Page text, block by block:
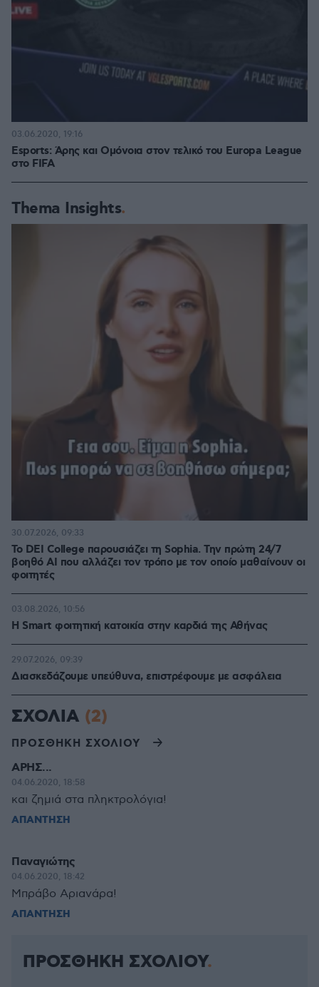
Esports: Άρης και Ομόνοια στον τελικό του Europa League
στο FIFA
03.06.2020, 19:16
Thema Insights
Το DEI College παρουσιάζει τη Sophia. Την πρώτη 24/7
βοηθό AI που αλλάζει τον τρόπο με τον οποίο μαθαίνουν οι
φοιτητές
30.07.2026, 09:33
Η Smart φοιτητική κατοικία στην καρδιά της Αθήνας
03.08.2026, 10:56
Διασκεδάζουμε υπεύθυνα, επιστρέφουμε με ασφάλεια
29.07.2026, 09:39
ΣΧΟΛΙΑ (2)
ΠΡΟΣΘΗΚΗ ΣΧΟΛΙΟΥ
ΑΡΗΣ...
04.06.2020, 18:58
και ζημιά στα πληκτρολόγια!
ΑΠΑΝΤΗΣΗ
Παναγιώτης
04.06.2020, 18:42
Μπράβο Αριανάρα!
ΑΠΑΝΤΗΣΗ
ΠΡΟΣΘΗΚΗ ΣΧΟΛΙΟΥ